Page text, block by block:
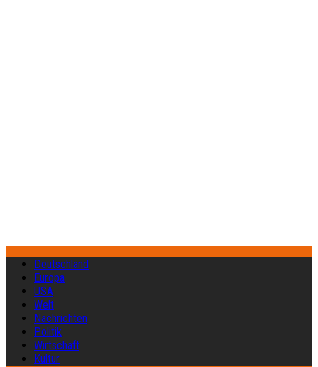
Deutschland
Europa
USA
Welt
Nachrichten
Politik
Wirtschaft
Kultur